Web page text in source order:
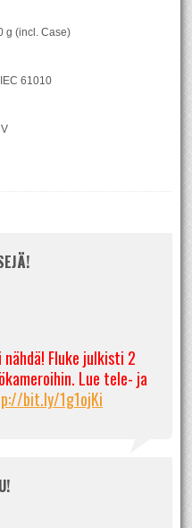
g (incl. Case)
61010
Fluke julkisti 2
Lue tele- ja
bit.ly/1g1ojKi